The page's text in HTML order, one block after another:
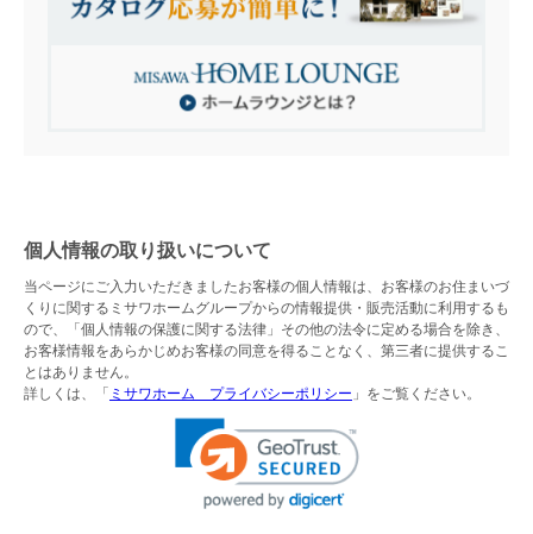
個人情報の取り扱いについて
当ページにご入力いただきましたお客様の個人情報は、お客様のお住まいづ
くりに関するミサワホームグループからの情報提供・販売活動に利用するも
ので、「個人情報の保護に関する法律」その他の法令に定める場合を除き、
お客様情報をあらかじめお客様の同意を得ることなく、第三者に提供するこ
とはありません。
詳しくは、「 ミサワホーム プライバシーポリシー 」をご覧ください。